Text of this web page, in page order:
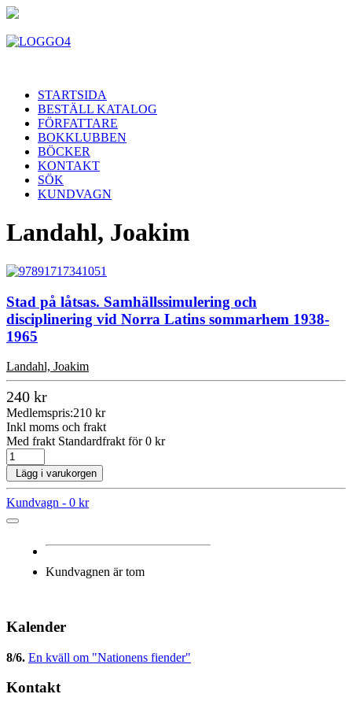
STARTSIDA
BESTÄLL KATALOG
FÖRFATTARE
BOKKLUBBEN
BÖCKER
KONTAKT
SÖK
KUNDVAGN
Landahl, Joakim
Stad på låtsas. Samhällssimulering och
disciplinering vid Norra Latins sommarhem 1938-
1965
Landahl, Joakim
240 kr
Medlemspris:210 kr
Inkl moms och frakt
Med frakt Standardfrakt för 0 kr
Lägg i varukorgen
Kundvagn - 0 kr
Kundvagnen är tom
Kalender
8/6. En kväll om "Nationens fiender"
Kontakt